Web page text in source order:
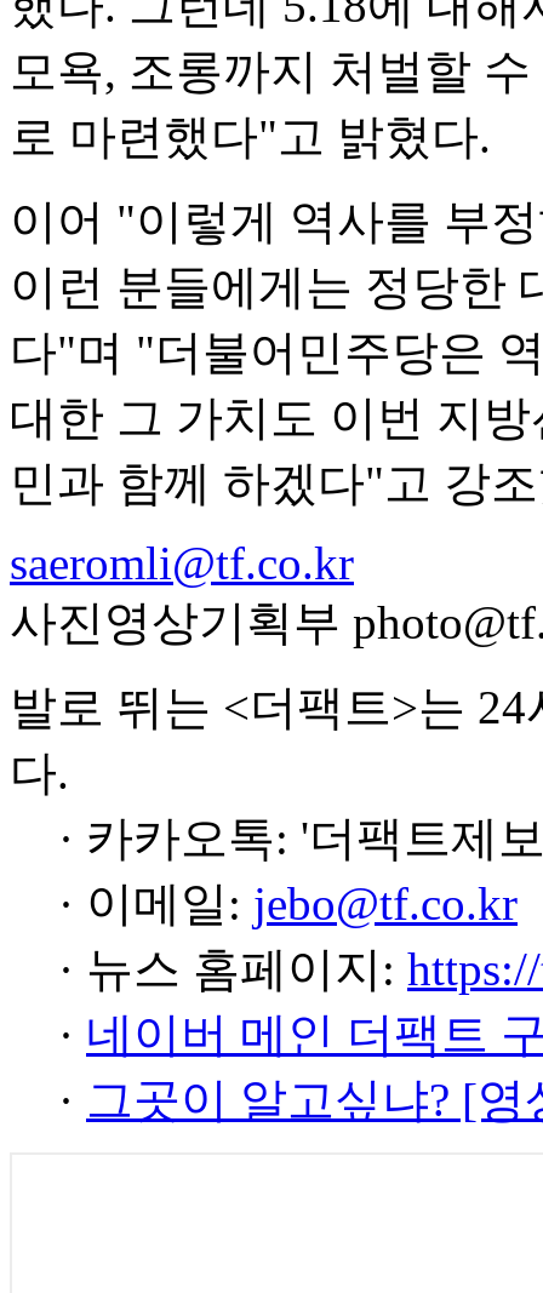
모욕, 조롱까지 처벌할
로 마련했다"고 밝혔다.
이어 "이렇게 역사를 부
이런 분들에게는 정당한
다"며 "더불어민주당은
대한 그 가치도 이번 지
민과 함께 하겠다"고 강
saeromli@tf.co.kr
사진영상기획부
발로 뛰는 <더팩트>는
다.
· 카카오톡: '더팩트제
· 이메일: jebo@tf.co.kr
· 뉴스 홈페이지:
· 네이버 메인 더팩트
· 그곳이 알고싶냐? [